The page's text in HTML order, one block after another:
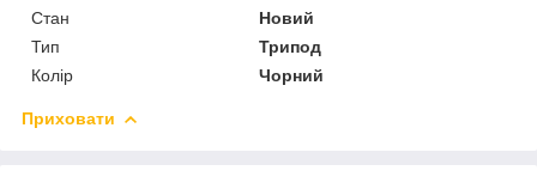
Стан
Новий
Тип
Трипод
Колір
Чорний
Приховати